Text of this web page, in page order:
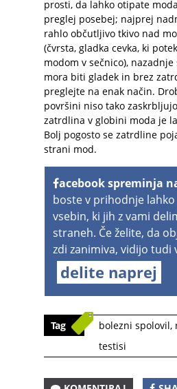
prosti, da lahko otipate
preglej posebej; najprej
rahlo občutljivo tkivo nad
(čvrsta, gladka cevka, ki
modom v sečnico), nazadnje
mora biti gladek in brez
preglejte na enak način.
površini niso tako
zatrdlina v globini moda je
Bolj pogosto se zatrdline
strani mod.
acebook spreminja
boste v prihodnje
vsebin, ki jih z vami
straneh. Če želite, da
zdi zanimiva, vidijo tudi
delite naprej
Tag bolezni spolovil,
testisi